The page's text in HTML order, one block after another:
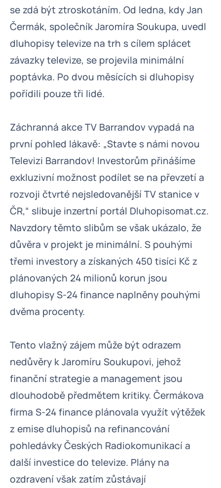
se zdá být ztroskotáním. Od ledna, kdy Jan
Čermák, společník Jaromíra Soukupa, uvedl
dluhopisy televize na trh s cílem splácet
závazky televize, se projevila minimální
poptávka. Po dvou měsících si dluhopisy
pořídili pouze tři lidé.
Záchranná akce TV Barrandov vypadá na
první pohled lákavě: „Stavte s námi novou
Televizi Barrandov! Investorům přinášíme
exkluzivní možnost podílet se na převzetí a
rozvoji čtvrté nejsledovanější TV stanice v
ČR,“ slibuje inzertní portál Dluhopisomat.cz.
Navzdory těmto slibům se však ukázalo, že
důvěra v projekt je minimální. S pouhými
třemi investory a získaných 450 tisíci Kč z
plánovaných 24 milionů korun jsou
dluhopisy S-24 finance naplněny pouhými
dvěma procenty.
Tento vlažný zájem může být odrazem
nedůvěry k Jaromíru Soukupovi, jehož
finanční strategie a management jsou
dlouhodobě předmětem kritiky. Čermákova
firma S-24 finance plánovala využít výtěžek
z emise dluhopisů na refinancování
pohledávky Českých Radiokomunikací a
další investice do televize. Plány na
ozdravení však zatím zůstávají